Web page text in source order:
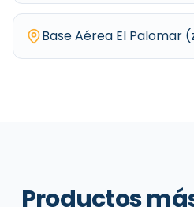
Base Aérea El Palomar
Productos